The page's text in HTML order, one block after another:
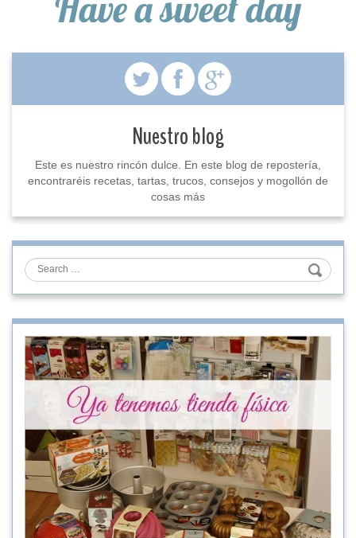
Nuestro blog
Este es nuestro rincón dulce. En este blog de repostería,
encontraréis recetas, tartas, trucos, consejos y mogollón de
cosas más
Search